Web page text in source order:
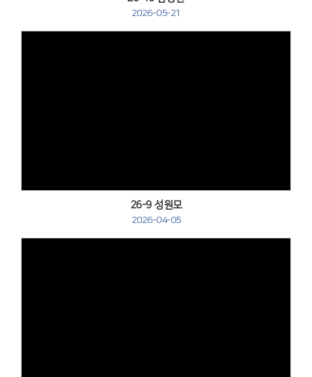
2026-05-21
26-9 성원모
2026-04-05